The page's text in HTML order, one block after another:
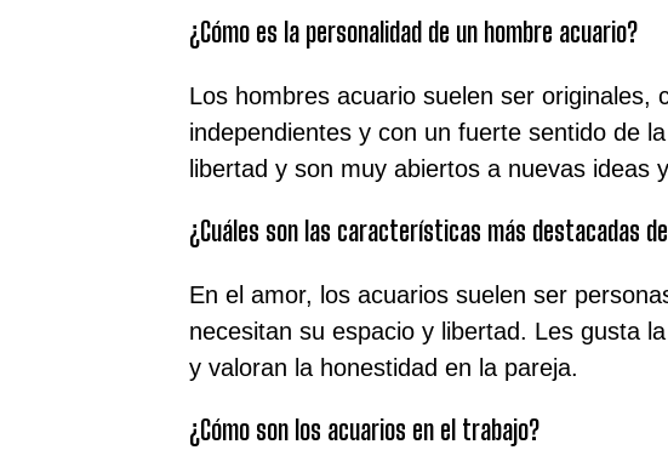
¿Cómo es la personalidad de un hombre acuario?
Los hombres acuario suelen ser originales,
independientes y con un fuerte sentido de
libertad y son muy abiertos a nuevas ideas
¿Cuáles son las características más destacadas
En el amor, los acuarios suelen ser
necesitan su espacio y libertad. Les gusta
y valoran la honestidad en la pareja.
¿Cómo son los acuarios en el trabajo?